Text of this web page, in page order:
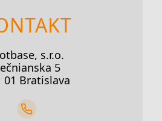
s.r.o.
5
01 Bratislava